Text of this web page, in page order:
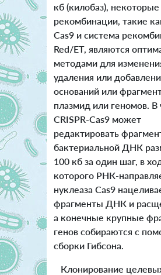
кб (килобаз),
рекомбинации, такие
Cas9 и система
Red/ET, являются
методами для
удаления или
оснований или
плазмид или геномов. В
CRISPR-Cas9 может
редактировать
бактериальной ДНК
100 кб за один шаг, в
которого РНК-
нуклеаза Cas9
фрагменты ДНК и
а конечные крупные
генов собираются с
сборки Гибсона.
Клонирование